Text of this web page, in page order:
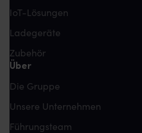
IoT-Lösungen
Ladegeräte
Zubehör
Über
Die Gruppe
Unsere Unternehmen
Führungsteam